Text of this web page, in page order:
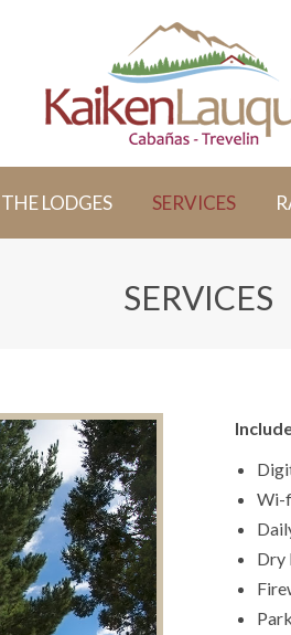
THE LODGES SERVICES
SERVICES
Wi-
Dry